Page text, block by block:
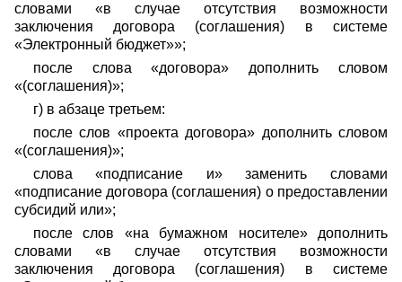
словами «в случае отсутствия возможности
заключения договора (соглашения) в системе
«Электронный бюджет»»;
после слова «договора» дополнить словом
«(соглашения)»;
г) в абзаце третьем:
после слов «проекта договора» дополнить словом
«(соглашения)»;
слова «подписание и» заменить словами
«подписание договора (соглашения) о предоставлении
субсидий или»;
после слов «на бумажном носителе» дополнить
словами «в случае отсутствия возможности
заключения договора (соглашения) в системе